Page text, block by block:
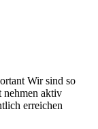
Wir sind so
nehmen aktiv
erreichen